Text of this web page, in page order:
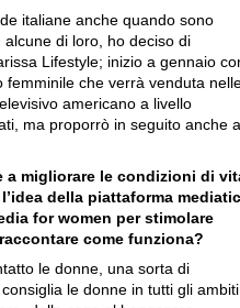
italiane anche quando sono
di loro, ho deciso di
Lifestyle; inizio a gennaio
femminile che verrà venduta
americano a livello
ma proporrò in seguito anche
a migliorare le condizioni di
della piattaforma
for women per stimolare
come funziona?
le donne, una sorta di
le donne in tutti gli ambiti